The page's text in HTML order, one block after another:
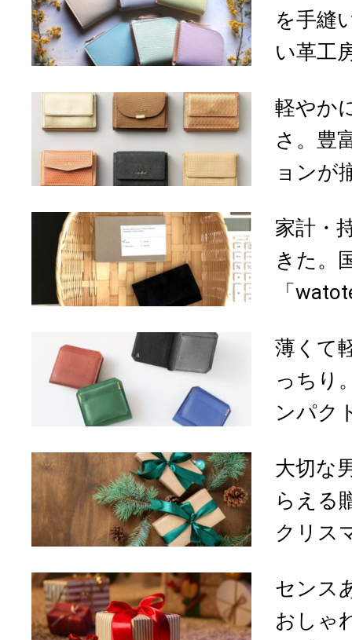
を手縫
い革工
軽やか
さ。豊
ョンが
家計・
きた。
「
薄くて
っちり
ンパク
大切な
らえる
クリス
センス
おしゃ